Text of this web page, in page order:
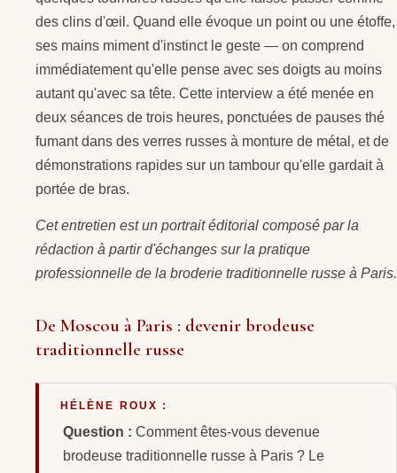
des clins d'œil. Quand elle évoque un point ou une étoffe,
ses mains miment d'instinct le geste — on comprend
immédiatement qu'elle pense avec ses doigts au moins
autant qu'avec sa tête. Cette interview a été menée en
deux séances de trois heures, ponctuées de pauses thé
fumant dans des verres russes à monture de métal, et de
démonstrations rapides sur un tambour qu'elle gardait à
portée de bras.
Cet entretien est un portrait éditorial composé par la
rédaction à partir d'échanges sur la pratique
professionnelle de la broderie traditionnelle russe à Paris.
De Moscou à Paris : devenir brodeuse
traditionnelle russe
HÉLÈNE ROUX :
Question : Comment êtes-vous devenue
brodeuse traditionnelle russe à Paris ? Le